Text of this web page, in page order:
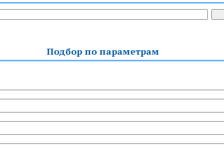
Подбор по параметрам